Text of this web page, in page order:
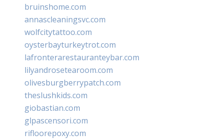
bruinshome.com
annascleaningsvc.com
wolfcitytattoo.com
oysterbayturkeytrot.com
lafronterarestauranteybar.com
lilyandrosetearoom.com
olivesburgberrypatch.com
theslushkids.com
giobastian.com
glpascensori.com
rifloorepoxy.com